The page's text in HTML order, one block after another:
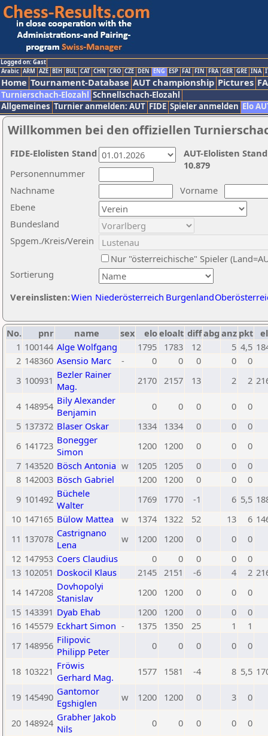
Logged on: Gast
Arabic ARM AZE BIH BUL CAT CHN CRO CZE DEN ENG ESP FAI FIN FRA GER GRE INA
Home Tournament-Database AUT championship Pictures
Turnierschach-Elozahl Schnellschach-Elozahl
Allgemeines Turnier anmelden: AUT FIDE Spieler anmelden Elo
Willkommen bei den offiziellen
Nachname
Vorname
Ebene
Sortierung
Personennummer
Bundesland
Spgem./Kreis/Verein
Nur "österreichische" Spieler
Vereinslisten:Wien Niederösterreich Burgenland
AUT-Elolisten
10.879
FIDE-Elolisten Stand
No. pnr name sex eloeloalt diffabg anz pkt
1 100144 Alge Wolfgang 1795 1783 12 5 4,5
2 148360 Asensio Marc - 0 0 0 0
0
3 100931 Bezler Rainer
Mag.
2170 2157 13 2 2
4 148954 Bily Alexander
Benjamin
0 0 0 0
0
5 137372 Blaser Oskar 1334 1334 0 0
0
6 141723 Bonegger
Simon
1200 1200 0 0
0
7 143520 Bösch Antonia w 1205 1205 0 0
0
8 142003 Bösch Gabriel 1200 1200 0 0
0
9 101492 Büchele
Walter
1769 1770 -1 6 5,5
10 147165 Bülow Mattea w 1374 1322 52 13 6
11 137078 Castrignano
Lena
w 1200 1200 0 0
0
12 147953 Coers Claudius 0 0 0 0
0
13 102051 Doskocil Klaus 2145 2151 -6 4 2
14 147208 Dovhopolyi
Stanislav
1200 1200 0 0
0
15 143391 Dyab Ehab 1200 1200 0 0
0
16 145579 Eckhart Simon - 1375 1350 25 1
1
17 148956 Filipovic
Philipp Peter
0 0 0 0 0
18 103221 Fröwis
Gerhard Mag.
1577 1581 -4 8 5,5
19 145490 Gantomor
Egshiglen
w 1200 1200 0 3 0
20 148924 Grabher Jakob
Nils
0 0 0 0 0